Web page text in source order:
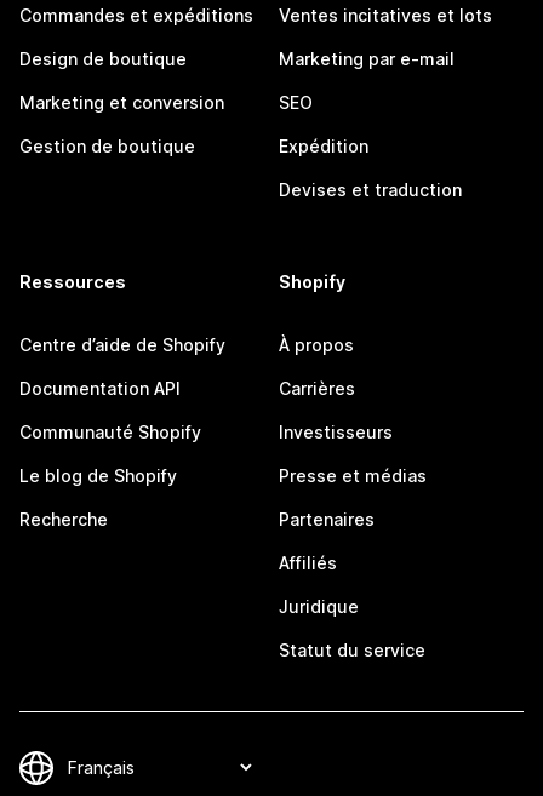
Commandes et expéditions
Design de boutique
Marketing et conversion
Gestion de boutique
Ventes incitatives et lots
Marketing par e-mail
SEO
Expédition
Devises et traduction
Ressources
Centre d’aide de Shopify
Documentation API
Communauté Shopify
Le blog de Shopify
Recherche
Shopify
À propos
Carrières
Investisseurs
Presse et médias
Partenaires
Affiliés
Juridique
Statut du service